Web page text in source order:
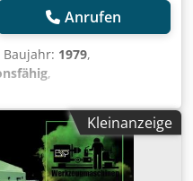
Anrufen
Baujahr: 1979,
,
mit 3 – Achs Aktiv – TNC
Zubehör Super Zustand
Maschinen-Nr.2202-
25 - 2500 U/min
>> Eilgang in 3
Kleinanzeige